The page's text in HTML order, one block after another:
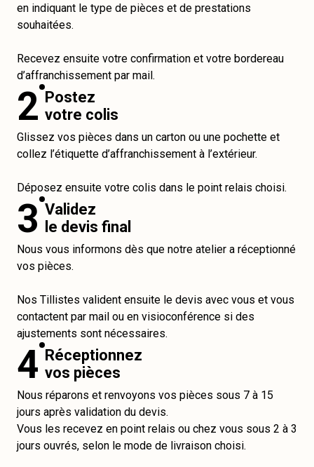
en indiquant le type de pièces et de prestations
souhaitées.
Recevez ensuite votre confirmation et votre bordereau
d’affranchissement par mail.
2 Postez
votre colis
Glissez vos pièces dans un carton ou une pochette et
collez l’étiquette d’affranchissement à l’extérieur.
Déposez ensuite votre colis dans le point relais choisi.
3 Validez
le devis final
Nous vous informons dès que notre atelier a réceptionné
vos pièces.
Nos Tillistes valident ensuite le devis avec vous et vous
contactent par mail ou en visioconférence si des
ajustements sont nécessaires.
4 Réceptionnez
vos pièces
Nous réparons et renvoyons vos pièces sous 7 à 15
jours après validation du devis.
Vous les recevez en point relais ou chez vous sous 2 à 3
jours ouvrés, selon le mode de livraison choisi.